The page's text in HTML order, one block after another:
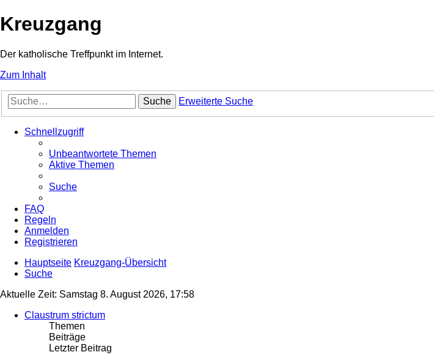
Kreuzgang
Der katholische Treffpunkt im Internet.
Zum Inhalt
Suche Erweiterte Suche
Schnellzugriff
Unbeantwortete Themen
Aktive Themen
Suche
FAQ
Regeln
Anmelden
Registrieren
Hauptseite Kreuzgang-Übersicht
Suche
Aktuelle Zeit: Samstag 8. August 2026, 17:58
Claustrum strictum
Themen
Beiträge
Letzter Beitrag